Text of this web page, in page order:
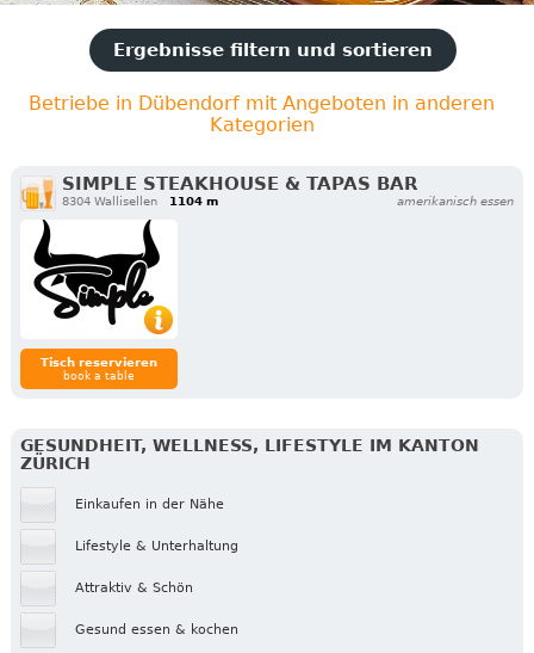
Ergebnisse filtern und sortieren
Betriebe in Dübendorf mit Angeboten in anderen
Kategorien
SIMPLE STEAKHOUSE & TAPAS BAR
8304 Wallisellen 1104 m amerikanisch essen
Tisch reservieren
book a table
GESUNDHEIT, WELLNESS, LIFESTYLE IM KANTON
ZÜRICH
Einkaufen in der Nähe
Lifestyle & Unterhaltung
Attraktiv & Schön
Gesund essen & kochen